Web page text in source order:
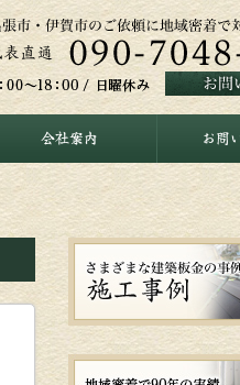
会社案内 お問